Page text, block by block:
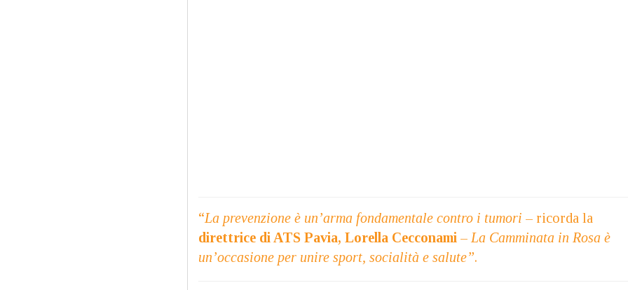
“La prevenzione è un’arma fondamentale contro i tumori – ricorda la
direttrice di ATS Pavia, Lorella Cecconami – La Camminata in Rosa è
un’occasione per unire sport, socialità e salute”.